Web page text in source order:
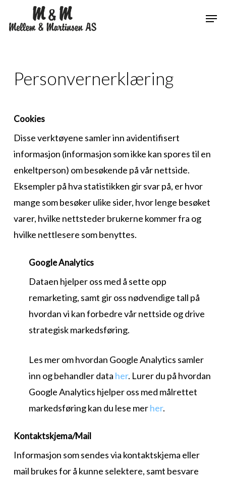
Personvernerklæring
Cookies
Disse verktøyene samler inn avidentifisert
informasjon (informasjon som ikke kan spores til en
enkeltperson) om besøkende på vår nettside.
Eksempler på hva statistikken gir svar på, er hvor
mange som besøker ulike sider, hvor lenge besøket
varer, hvilke nettsteder brukerne kommer fra og
hvilke nettlesere som benyttes.
Google Analytics
Dataen hjelper oss med å sette opp
remarketing, samt gir oss nødvendige tall på
hvordan vi kan forbedre vår nettside og drive
strategisk markedsføring.
Les mer om hvordan Google Analytics samler
inn og behandler data her. Lurer du på hvordan
Google Analytics hjelper oss med målrettet
markedsføring kan du lese merher.
Kontaktskjema/Mail
Informasjon som sendes via kontaktskjema eller
mail brukes for å kunne selektere, samt besvare